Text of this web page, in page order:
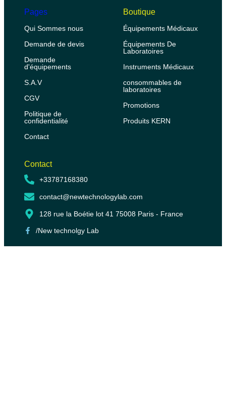
Pages
Qui Sommes nous
Demande de devis
Demande
d'équipements
S.A.V
CGV
Politique de
confidentialité
Contact
Boutique
Équipements Médicaux
Équipements De
Laboratoires
Instruments Médicaux
consommables de
laboratoires
Promotions
Produits KERN
Contact
+33787168380
contact@newtechnologylab.com
128 rue la Boétie lot 41 75008 Paris - France
/New technolgy Lab